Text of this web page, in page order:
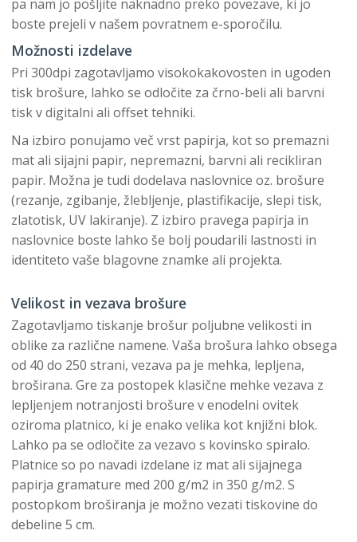
pa nam jo pošljite naknadno preko povezave, ki jo
boste prejeli v našem povratnem e-sporočilu.
Možnosti izdelave
Pri 300dpi zagotavljamo visokokakovosten in ugoden
tisk brošure, lahko se odločite za črno-beli ali barvni
tisk v digitalni ali offset tehniki.
Na izbiro ponujamo več vrst papirja, kot so premazni
mat ali sijajni papir, nepremazni, barvni ali recikliran
papir. Možna je tudi dodelava naslovnice oz. brošure
(rezanje, zgibanje, žlebljenje, plastifikacije, slepi tisk,
zlatotisk, UV lakiranje). Z izbiro pravega papirja in
naslovnice boste lahko še bolj poudarili lastnosti in
identiteto vaše blagovne znamke ali projekta.
Velikost in vezava brošure
Zagotavljamo tiskanje brošur poljubne velikosti in
oblike za različne namene. Vaša brošura lahko obsega
od 40 do 250 strani, vezava pa je mehka, lepljena,
broširana. Gre za postopek klasične mehke vezava z
lepljenjem notranjosti brošure v enodelni ovitek
oziroma platnico, ki je enako velika kot knjižni blok.
Lahko pa se odločite za vezavo s kovinsko spiralo.
Platnice so po navadi izdelane iz mat ali sijajnega
papirja gramature med 200 g/m2 in 350 g/m2. S
postopkom broširanja je možno vezati tiskovine do
debeline 5 cm.